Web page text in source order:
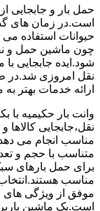
حمل بار و جابجایی
است.در زمان های
حیوانات استفاده
چون ماشین حمل و
شود.ایده جابجایی
نقل امروزی شد.در
ارائه خدمات بهتر
وانت بار حکیمیه
نقل،جابجایی
مناسب انجام می
متناسب با حجم و
برای حمل بارهای
مناسب
موفق از ویژگی
است.یک ماشین